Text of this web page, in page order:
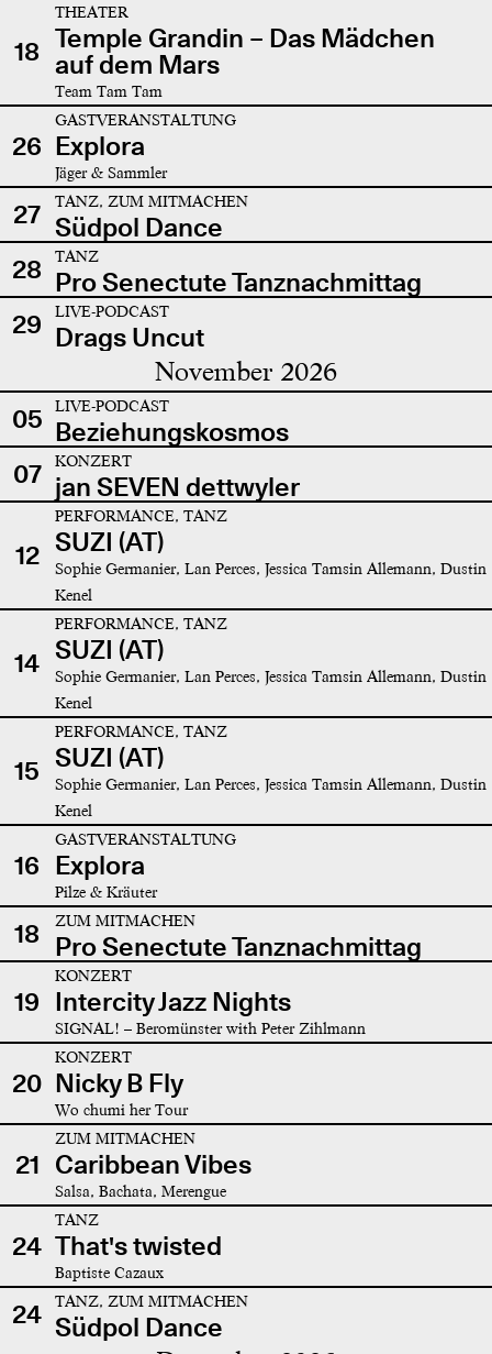
18
THEATER
Temple Grandin – Das Mädchen
auf dem Mars
Team Tam Tam
26
GASTVERANSTALTUNG
Explora
Jäger & Sammler
27 TANZ, ZUM MITMACHEN
Südpol Dance
28
TANZ
Pro Senectute Tanznachmittag
29
LIVE-PODCAST
Drags Uncut
November 2026
05 LIVE-PODCAST
Beziehungskosmos
07
KONZERT
jan SEVEN dettwyler
12
PERFORMANCE, TANZ
SUZI (AT)
Sophie Germanier, Lan Perces, Jessica Tamsin Allemann, Dustin
Kenel
14
PERFORMANCE, TANZ
SUZI (AT)
Sophie Germanier, Lan Perces, Jessica Tamsin Allemann, Dustin
Kenel
15
PERFORMANCE, TANZ
SUZI (AT)
Sophie Germanier, Lan Perces, Jessica Tamsin Allemann, Dustin
Kenel
16
GASTVERANSTALTUNG
Explora
Pilze & Kräuter
18 ZUM MITMACHEN
Pro Senectute Tanznachmittag
19
KONZERT
Intercity Jazz Nights
SIGNAL! – Beromünster with Peter Zihlmann
20
KONZERT
Nicky B Fly
Wo chumi her Tour
21
ZUM MITMACHEN
Caribbean Vibes
Salsa, Bachata, Merengue
24
TANZ
That's twisted
Baptiste Cazaux
24 TANZ, ZUM MITMACHEN
Südpol Dance